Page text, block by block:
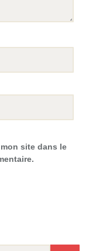
site dans le